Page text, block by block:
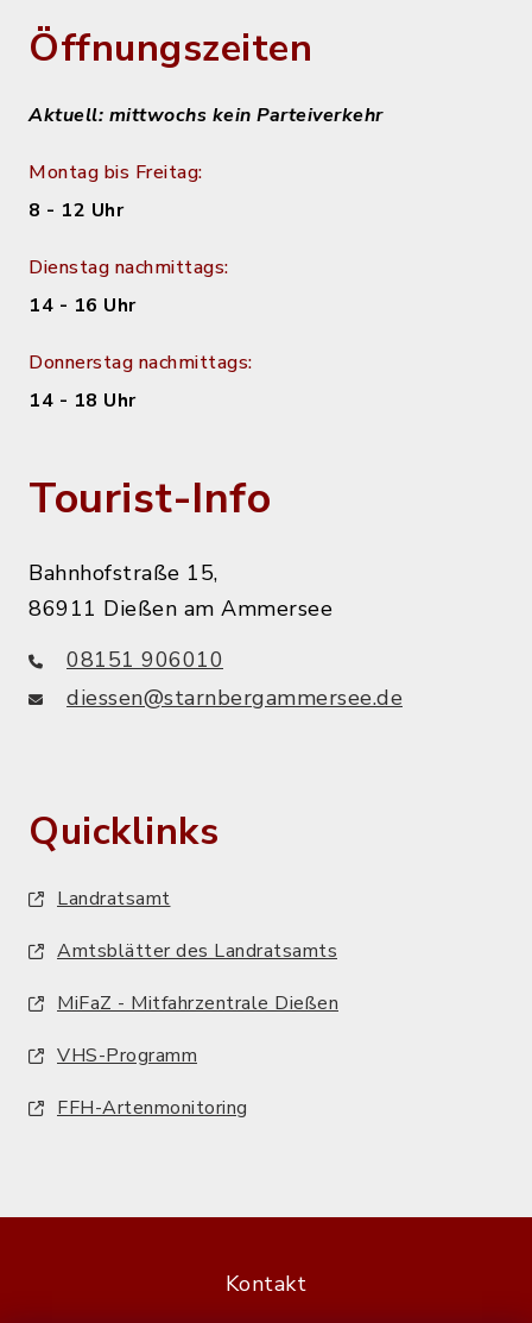
Öffnungszeiten
Aktuell: mittwochs kein Parteiverkehr
Montag bis Freitag:
8 - 12 Uhr
Dienstag nachmittags:
14 - 16 Uhr
Donnerstag nachmittags:
14 - 18 Uhr
Tourist-Info
Bahnhofstraße 15,
86911 Dießen am Ammersee
08151 906010
diessen@starnbergammersee.de
Quicklinks
Landratsamt
Amtsblätter des Landratsamts
MiFaZ - Mitfahrzentrale Dießen
VHS-Programm
FFH-Artenmonitoring
Kontakt